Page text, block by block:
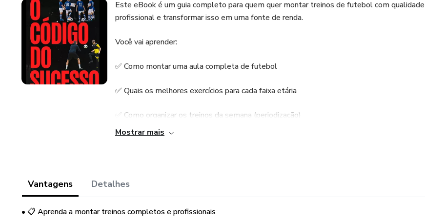
Este eBook é um guia completo para quem quer montar treinos de futebol com qualidade
profissional e transformar isso em uma fonte de renda.
Você vai aprender:
✅ Como montar uma aula completa de futebol
✅ Quais os melhores exercícios para cada faixa etária
✅ Como organizar os treinos da semana (periodização)
Ideal para: treinadores, preparadores físicos, professores de educação física ou qualquer
Mostrar mais
Vantagens Detalhes
• 📋 Aprenda a montar treinos completos e profissionais